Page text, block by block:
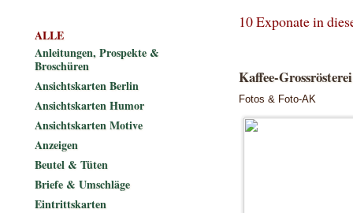
10 Exponate in
Kaffee-
Fotos & Foto-AK
ALLE
Anleitungen, Prospekte &
Broschüren
Ansichtskarten Berlin
Ansichtskarten Humor
Ansichtskarten Motive
Anzeigen
Beutel & Tüten
Briefe & Umschläge
Eintrittskarten